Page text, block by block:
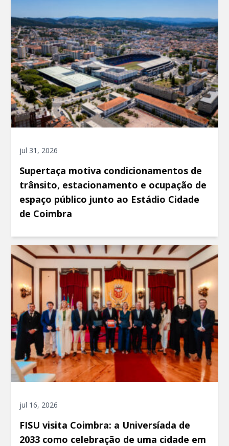
jul 31, 2026
Supertaça motiva condicionamentos de
trânsito, estacionamento e ocupação de
espaço público junto ao Estádio Cidade
de Coimbra
jul 16, 2026
FISU visita Coimbra: a Universíada de
2033 como celebração de uma cidade em